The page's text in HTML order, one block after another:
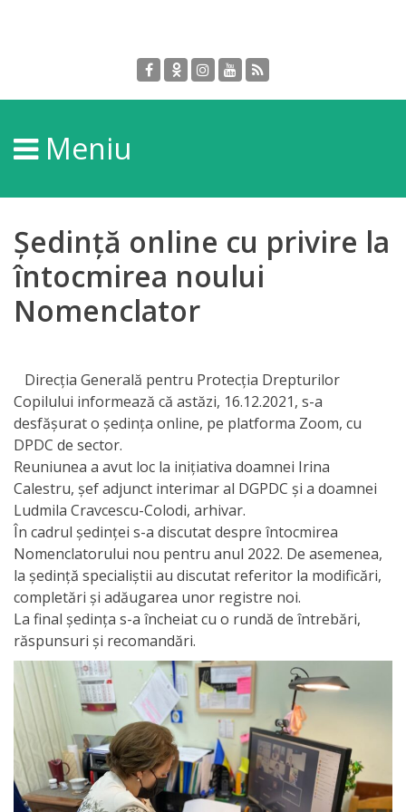
DGPDC
Informații
despre
DGPDC
Subdiviziuni/Servicii
Structura
Orarul
audienței
Managementul
instituției
Planuri
de
activitate
Parteneriate
Proiecte
Rapoarte
Meniu
Ședință online cu privire la
întocmirea noului
Nomenclator
Direcția Generală pentru Protecția Drepturilor
Copilului informează că astăzi, 16.12.2021, s-a
desfășurat o ședința online, pe platforma Zoom, cu
DPDC de sector.
Reuniunea a avut loc la inițiativa doamnei Irina
Calestru, șef adjunct interimar al DGPDC și a doamnei
Ludmila Cravcescu-Colodi, arhivar.
În cadrul ședinței s-a discutat despre întocmirea
Nomenclatorului nou pentru anul 2022. De asemenea,
la ședință specialiștii au discutat referitor la modificări,
completări și adăugarea unor registre noi.
La final ședința s-a încheiat cu o rundă de întrebări,
răspunsuri și recomandări.